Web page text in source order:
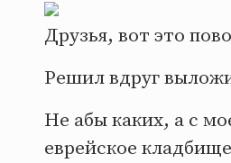
Друзья, вот это
Решил вдруг
Не абы каких, а с
еврейское